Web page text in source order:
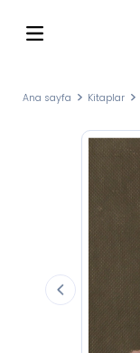
Ana sayfa Kitaplar